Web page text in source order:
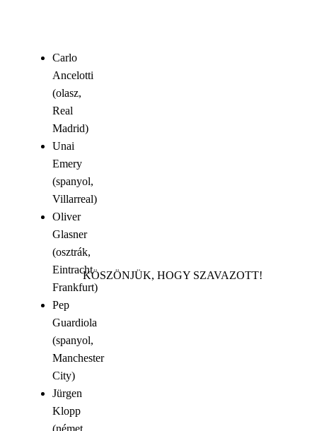
Carlo
Ancelotti
(olasz,
Real
Madrid)
Unai
Emery
(spanyol,
Villarreal)
Oliver
Glasner
(osztrák,
Eintracht
Frankfurt)
Pep
Guardiola
(spanyol,
Manchester
City)
Jürgen
Klopp
(német,
KÖSZÖNJÜK, HOGY SZAVAZOTT!